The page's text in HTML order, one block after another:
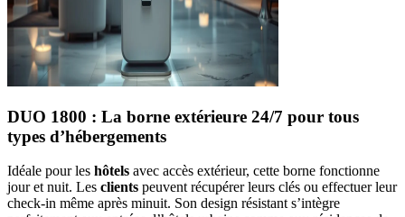
DUO 1800 : La borne extérieure 24/7 pour tous
types d’hébergements
Idéale pour les hôtels avec accès extérieur, cette borne fonctionne
jour et nuit. Les clients peuvent récupérer leurs clés ou effectuer leur
check-in même après minuit. Son design résistant s’intègre